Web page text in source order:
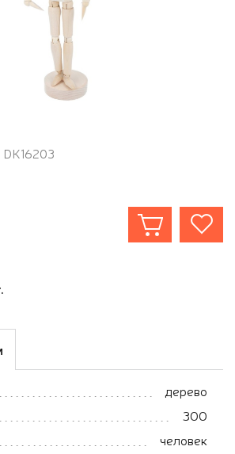
дерево
300
человек